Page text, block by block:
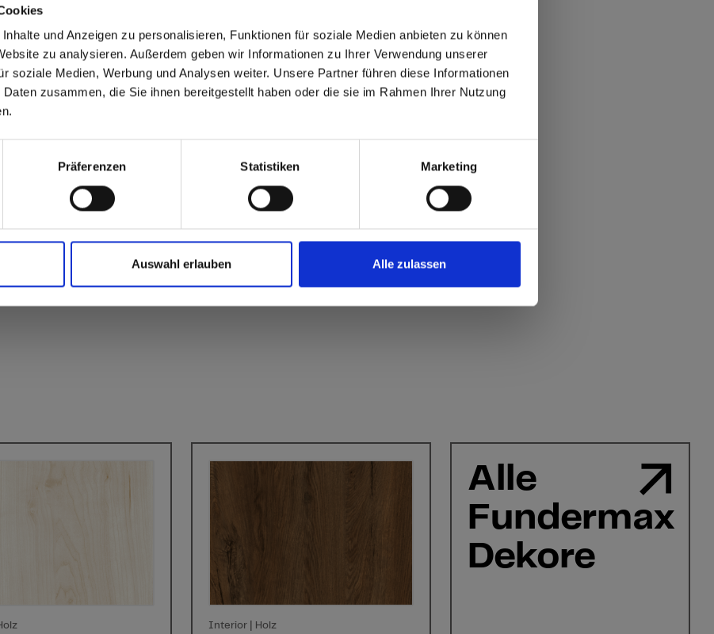
und Anzeigen zu personalisieren, Funktionen für soziale Medien anbieten zu können
zu analysieren. Außerdem geben wir Informationen zu Ihrer Verwendung unserer
soziale Medien, Werbung und Analysen weiter. Unsere Partner führen diese Informationen
zusammen, die Sie ihnen bereitgestellt haben oder die sie im Rahmen Ihrer Nutzung
Präferenzen Statistiken Marketing
Auswahl erlauben Alle zulassen
based in the Vereinigte
North America website directly from here or discover what Fundermax offers in Europe
the Fundermax North America Website Europe / Rest of the World
Interior | Holz
Alle
Fundermax
Dekore